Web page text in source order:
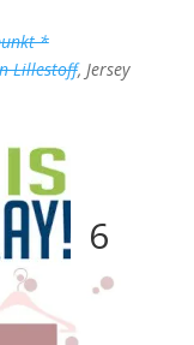
*
Lillestoff, Jersey
6